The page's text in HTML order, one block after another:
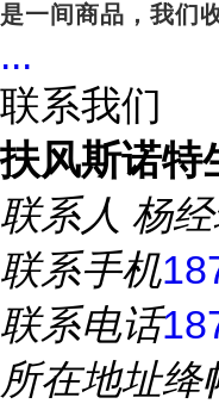
是一间商品，我们
...
联系我们
扶风斯诺特
联系人 杨
联系手机
联系电话
所在地址绛